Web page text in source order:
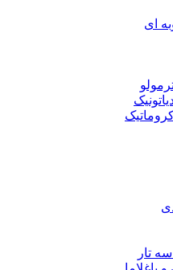
ای
تار